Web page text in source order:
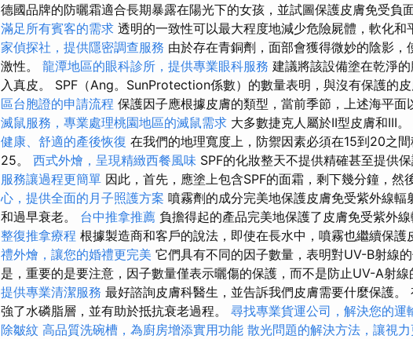
德國品牌的防曬霜適合長期暴露在陽光下的女孩，並試圖保護皮膚免受負
滿足所有賓客的需求 透明的一致性可以最大程度地減少危險屍體，軟化和
家偵探社，提供隱密調查服務 由於存在青銅劑，面部會獲得微妙的陰影，
激性。 龍潭地區的眼科診所，提供專業眼科服務 建議將該設備塗在乾淨
入真皮。 SPF（Ang。SunProtection係數）的數量表明，與沒有保護的
區台胞證的申請流程 保護因子應根據皮膚的類型，當前季節，上述海平面
滅鼠服務，專業處理桃園地區的滅鼠需求 大多數捷克人屬於II型皮膚和III。
健康、舒適的產後恢復 在我們的地理寬度上，防禦因素必須在15到20之
25。 西式外燴，呈現精緻西餐風味 SPF的化妝整天不提供精確甚至提供保
服務讓過程更簡單 因此，首先，應塗上包含SPF的面霜，剩下幾分鐘，然
心，提供全面的月子照護方案 噴霧劑的成分完美地保護皮膚免受紫外線輻
和過早衰老。 台中推拿推薦 負擔得起的產品完美地保護了皮膚免受紫外線
整復推拿療程 根據製造商和客戶的說法，即使在長水中，噴霧也繼續保護
禮外燴，讓您的婚禮更完美 它們具有不同的因子數量，表明對UV-B射線的
是，重要的是要注意，因子數量僅表示曬傷的保護，而不是防止UV-A射線
提供專業清潔服務 最好諮詢皮膚科醫生，並告訴我們皮膚需要什麼保護
強了水磷脂層，並有助於抵抗衰老過程。 尋找專業貨運公司，解決您的運
除皺紋 高品質洗碗槽，為廚房增添實用功能 散光問題的解決方法，讓視